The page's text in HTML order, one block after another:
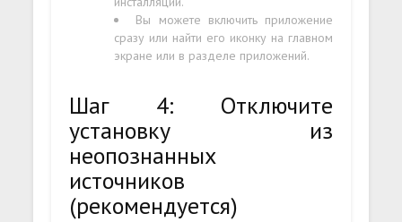
Вы можете включить приложение
сразу или найти его иконку на главном
экране или в разделе приложений.
Шаг 4: Отключите
установку из
неопознанных
источников
(рекомендуется)